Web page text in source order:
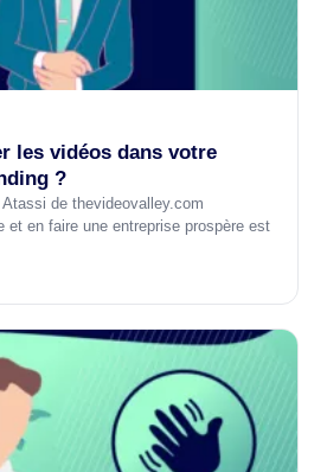
les vidéos dans votre
?
de thevideovalley.com
et en faire une entreprise prospère est